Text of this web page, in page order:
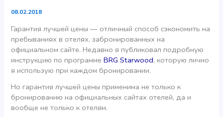
08.02.2018
Гарантия лучшей цены — отличный способ сэкономить на
пребываниях в отелях, забронированных на
официальном сайте. Недавно я публиковал подробную
инструкцию по программеBRG Starwood, которую лично
я использую при каждом бронировании.
Но гарантия лучшей цены применима не только к
бронированию на официальных сайтах отелей, да и
вообще не только к отелям.